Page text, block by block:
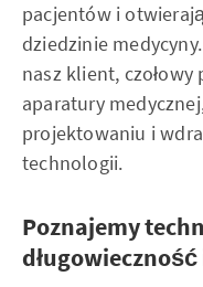
pacjentów i
dziedzinie
nasz klient,
aparatury
projektowaniu i
technologii.
Poznajemy